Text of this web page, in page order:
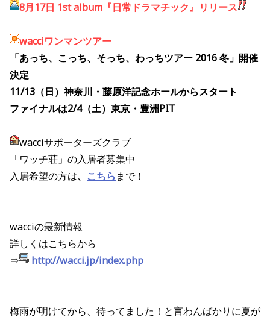
8月17日 1st album『日常ドラマチック』リリース
wacciワンマンツアー
「あっち、こっち、そっち、わっちツアー 2016 冬」開催
決定
11/13（日）神奈川・藤原洋記念ホールからスタート
ファイナルは2/4（土）東京・豊洲PIT
wacciサポーターズクラブ
「ワッチ荘」の入居者募集中
入居希望の方は、 こちら まで！
wacciの最新情報
詳しくはこちらから
⇒
http://wacci.jp/index.php
梅雨が明けてから、待ってました！と言わんばかりに夏が